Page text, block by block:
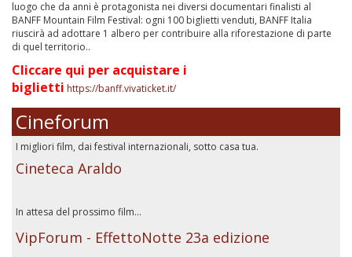
luogo che da anni è protagonista nei diversi documentari finalisti al
BANFF Mountain Film Festival: ogni 100 biglietti venduti, BANFF Italia
riuscirà ad adottare 1 albero per contribuire alla riforestazione di parte
di quel territorio..
Cliccare qui per acquistare i
biglietti https://banff.vivaticket.it/
Cineforum
I migliori film, dai festival internazionali, sotto casa tua.
Cineteca Araldo
In attesa del prossimo film...
VipForum - EffettoNotte 23a edizione